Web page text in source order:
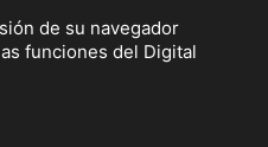
de su navegador
funciones del Digital